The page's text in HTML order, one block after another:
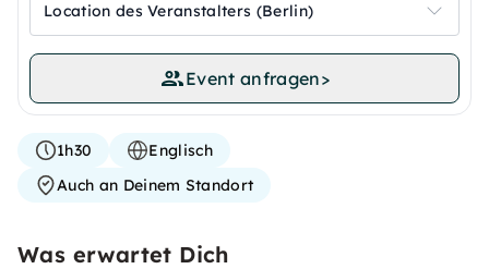
Location des Veranstalters (Berlin)
Event anfragen>
1h30
Englisch
Auch an Deinem Standort
Was erwartet Dich